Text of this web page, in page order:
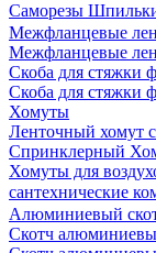
Саморезы
Межфланцевые
Межфланцевые
Скоба для стяжки
Скоба для стяжки
Хомуты
Ленточный хомут
Спринклерный
Хомуты для
сантехнические
Алюминиевый
Скотч